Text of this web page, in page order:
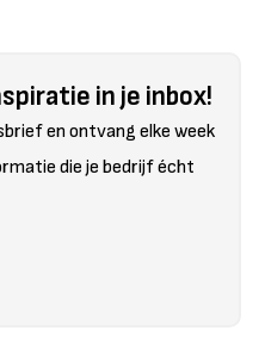
in je inbox!
en ontvang elke week
die je bedrijf écht